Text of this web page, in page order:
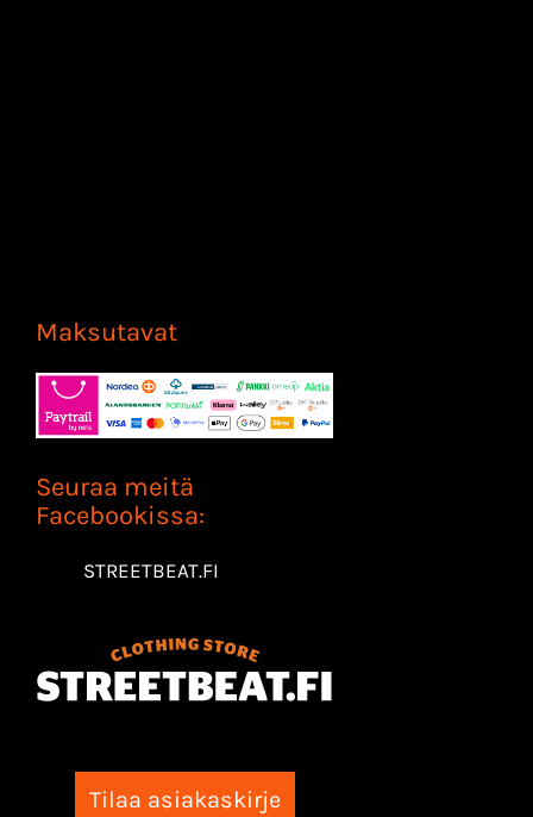
Maksutavat
Seuraa meitä
Facebookissa:
STREETBEAT.FI